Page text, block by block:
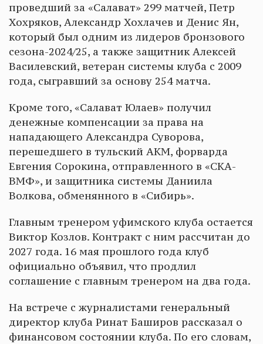
проведший за «Салават» 299 матчей, Петр
Хохряков, Александр Хохлачев и Денис Ян,
который был одним из лидеров бронзового
сезона-2024/25, а также защитник Алексей
Василевский, ветеран системы клуба с 2009
года, сыгравший за основу 254 матча.
Кроме того, «Салават Юлаев» получил
денежные компенсации за права на
нападающего Александра Суворова,
перешедшего в тульский АКМ, форварда
Евгения Сорокина, отправленного в «СКА-
ВМФ», и защитника системы Даниила
Волкова, обменянного в «Сибирь».
Главным тренером уфимского клуба остается
Виктор Козлов. Контракт с ним рассчитан до
2027 года. 16 мая прошлого года клуб
официально объявил, что продлил
соглашение с главным тренером на два года.
На встрече с журналистами генеральный
директор клуба Ринат Баширов рассказал о
финансовом состоянии клуба. По его словам,